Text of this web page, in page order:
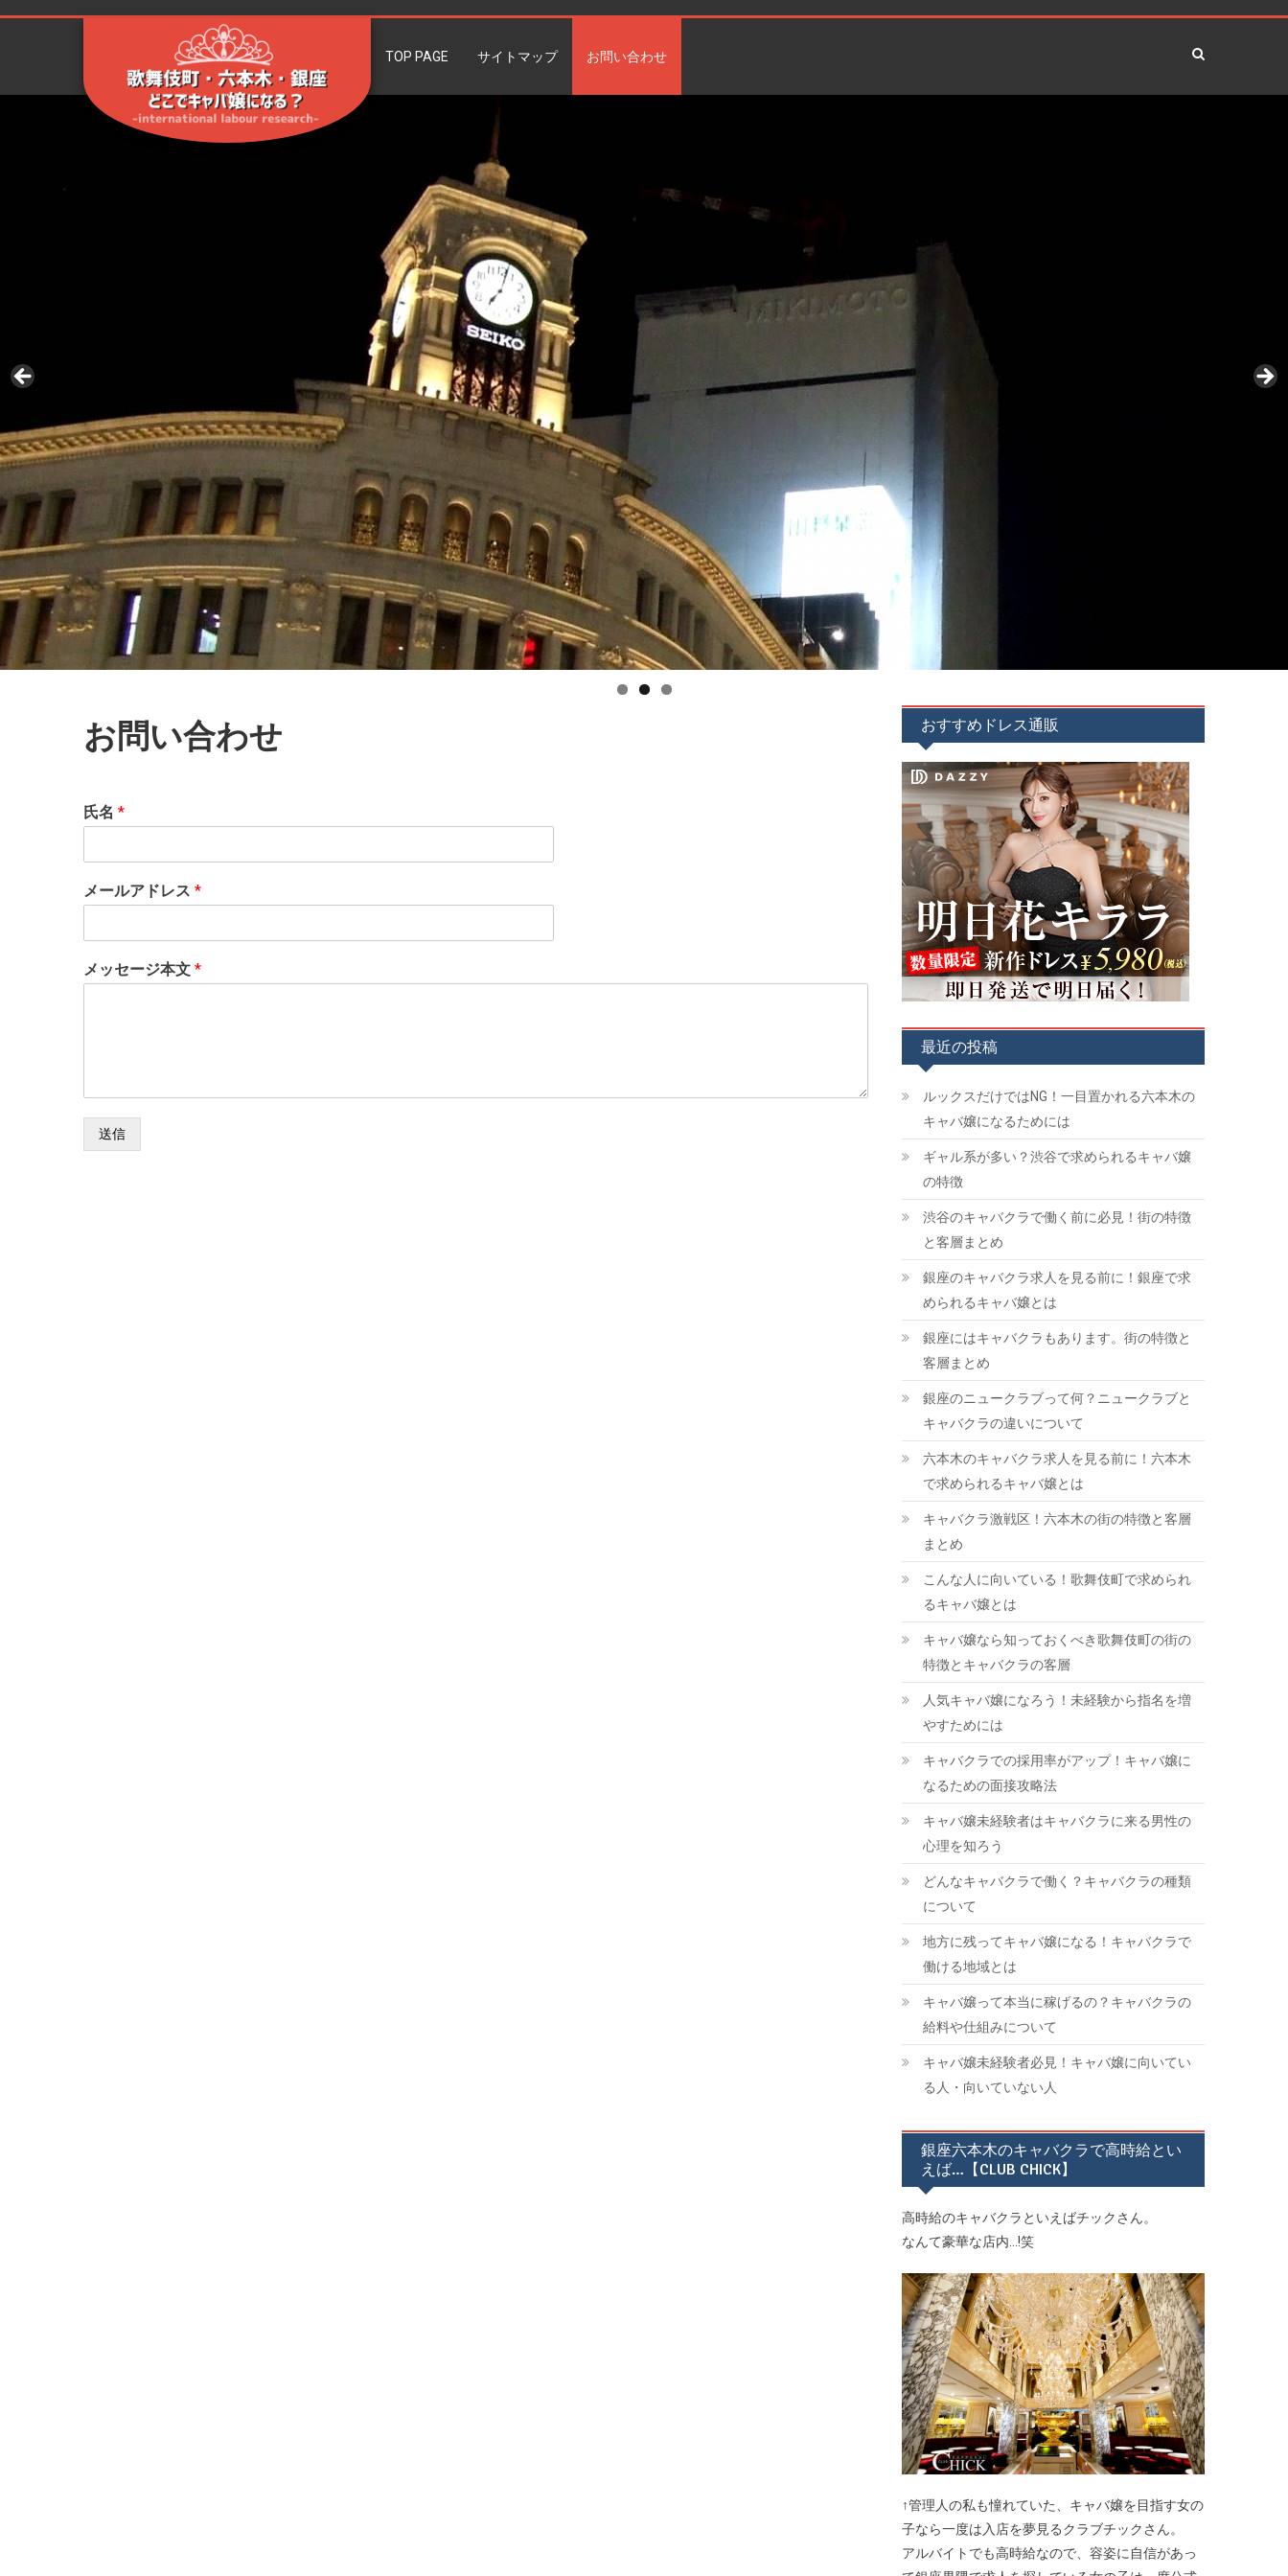
歌舞伎町・六本
-international labour research-
TOP PAGE サイトマップ お問い合わせ
お問い合わせ
氏名 *
メールアドレス *
メッセージ本文 *
送信
おすすめドレス通販
最近の投稿
ルックスだけではNG！一目置かれる六本木の
キャバ嬢になるためには
ギャル系が多い？渋谷で求められるキャバ嬢
の特徴
渋谷のキャバクラで働く前に必見！街の特徴
と客層まとめ
銀座のキャバクラ求人を見る前に！銀座で求
められるキャバ嬢とは
銀座にはキャバクラもあります。街の特徴と
客層まとめ
銀座のニュークラブって何？ニュークラブと
キャバクラの違いについて
六本木のキャバクラ求人を見る前に！六本木
で求められるキャバ嬢とは
キャバクラ激戦区！六本木の街の特徴と客層
まとめ
こんな人に向いている！歌舞伎町で求められ
るキャバ嬢とは
キャバ嬢なら知っておくべき歌舞伎町の街の
特徴とキャバクラの客層
人気キャバ嬢になろう！未経験から指名を増
やすためには
キャバクラでの採用率がアップ！キャバ嬢に
なるための面接攻略法
キャバ嬢未経験者はキャバクラに来る男性の
心理を知ろう
どんなキャバクラで働く？キャバクラの種類
について
地方に残ってキャバ嬢になる！キャバクラで
働ける地域とは
キャバ嬢って本当に稼げるの？キャバクラの
給料や仕組みについて
キャバ嬢未経験者必見！キャバ嬢に向いてい
る人・向いていない人
銀座六本木のキャバクラで高時給とい
えば…【CLUB CHICK】
高時給のキャバクラといえばチックさん。
なんて豪華な店内...!笑
↑管理人の私も憧れていた、キャバ嬢を目指す女の
子なら一度は入店を夢見るクラブチックさん。
アルバイトでも高時給なので、容姿に自信があっ